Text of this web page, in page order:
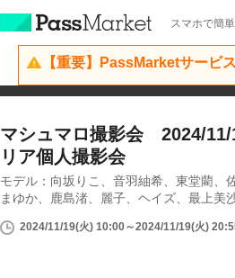
スマホで簡
【重要】PassMarketサービ
マシュマロ撮影会 2024/
リア個人撮影会
モデル：向坂りこ、音羽紬希、東堂藺、
まゆか、鹿島渚、麗子、ヘイズ、最上美
2024/11/19(火) 10:00～2024/11/19(火)